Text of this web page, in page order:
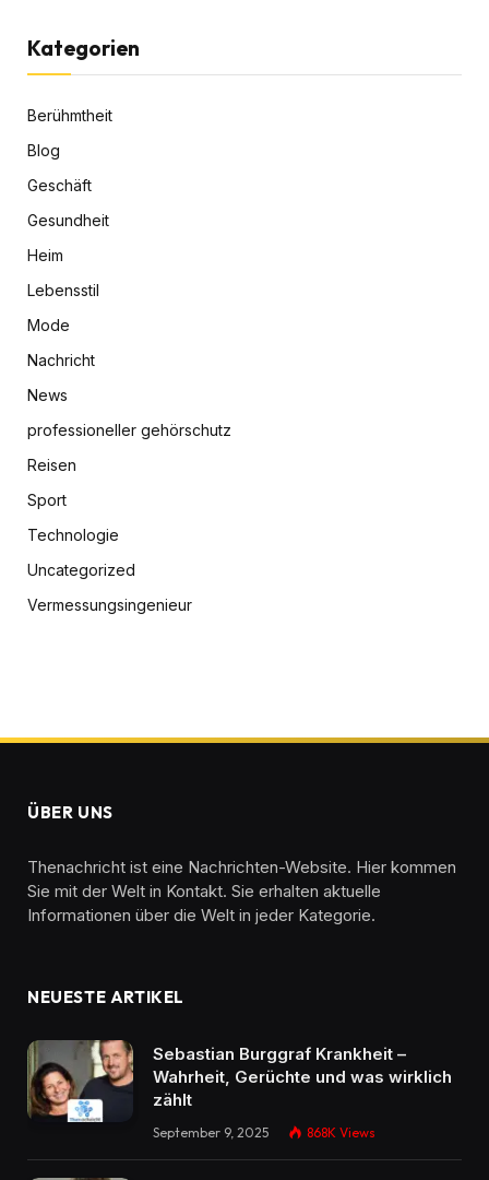
Kategorien
Berühmtheit
Blog
Geschäft
Gesundheit
Heim
Lebensstil
Mode
Nachricht
News
professioneller gehörschutz
Reisen
Sport
Technologie
Uncategorized
Vermessungsingenieur
ÜBER UNS
Thenachricht ist eine Nachrichten-Website. Hier kommen
Sie mit der Welt in Kontakt. Sie erhalten aktuelle
Informationen über die Welt in jeder Kategorie.
NEUESTE ARTIKEL
Sebastian Burggraf Krankheit –
Wahrheit, Gerüchte und was wirklich
zählt
September 9, 2025 868K Views